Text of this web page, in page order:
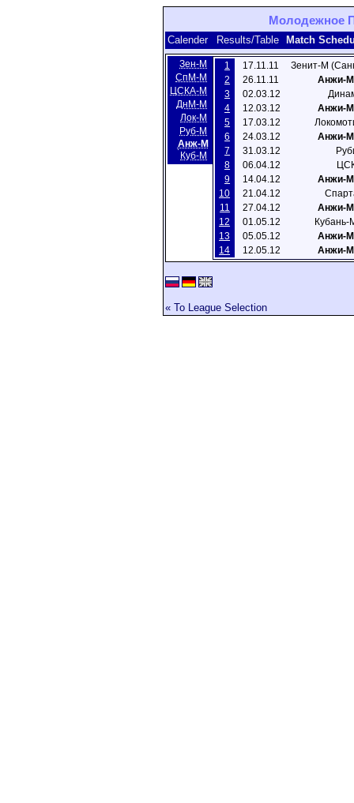
Молодежное
Calender Results/Table Match
Зен-М
СпМ-М
ЦСКA-M
ДнМ-М
Лок-М
Руб-М
Анж-М
Куб-М
1 17.11.11
Зенит-М
2
26.11.11
Анжи-М
3
02.03.12
4
12.03.12
Анжи-М
5
17.03.12
6
24.03.12
Анжи-М
7
31.03.12
8
06.04.12
9
14.04.12
Анжи-М
10
21.04.12
11
27.04.12
Анжи-М
12
01.05.12
13
05.05.12
Анжи-М
14
12.05.12 Анжи-М
« To League Selection